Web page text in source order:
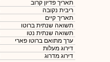
תאריך פדיון קרוב
ריבית נקובה
תאריך קיים
תשואה שנתית ברוטו
תשואה שנתית נטו
ערך מתואם ברוטו פארי
דירוג מעלות
דירוג מדרוג